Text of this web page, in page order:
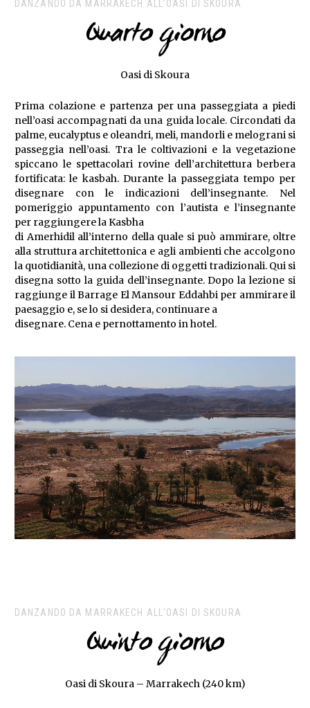
DANZANDO DA MARRAKECH ALL’OASI DI SKOURA
Quarto giorno
Oasi di Skoura
Prima colazione e partenza per una passeggiata a piedi
nell’oasi accompagnati da una guida locale. Circondati da
palme, eucalyptus e oleandri, meli, mandorli e melograni si
passeggia nell’oasi. Tra le coltivazioni e la vegetazione
spiccano le spettacolari rovine dell’architettura berbera
fortificata: le kasbah. Durante la passeggiata tempo per
disegnare con le indicazioni dell’insegnante. Nel
pomeriggio appuntamento con l’autista e l’insegnante
per raggiungere la Kasbha
di Amerhidil all’interno della quale si può ammirare, oltre
alla struttura architettonica e agli ambienti che accolgono
la quotidianità, una collezione di oggetti tradizionali. Qui si
disegna sotto la guida dell’insegnante. Dopo la lezione si
raggiunge il Barrage El Mansour Eddahbi per ammirare il
paesaggio e, se lo si desidera, continuare a
disegnare. Cena e pernottamento in hotel.
DANZANDO DA MARRAKECH ALL’OASI DI SKOURA
Quinto giorno
Oasi di Skoura – Marrakech (240 km)